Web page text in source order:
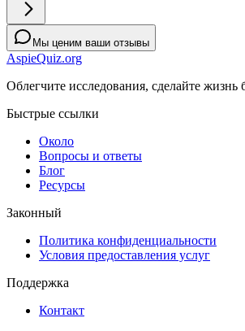
Мы ценим ваши отзывы
AspieQuiz.org
Облегчите исследования, сделайте жизнь
Быстрые ссылки
Около
Вопросы и ответы
Блог
Ресурсы
Законный
Политика конфиденциальности
Условия предоставления услуг
Поддержка
Контакт